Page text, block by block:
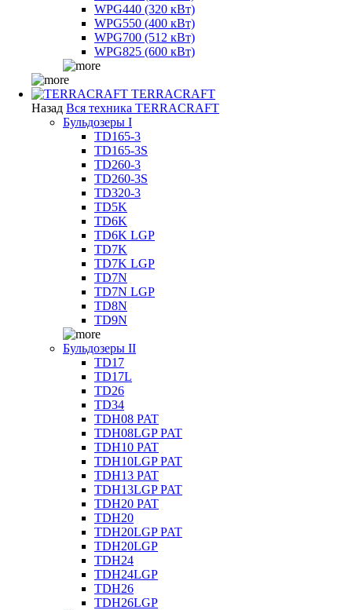
WPG440 (320 кВт)
WPG550 (400 кВт)
WPG700 (512 кВт)
WPG825 (600 кВт)
TERRACRAFT
Назад Вся техника TERRACRAFT
Бульдозеры I
TD165-3
TD165-3S
TD260-3
TD260-3S
TD320-3
TD5K
TD6K
TD6K LGP
TD7K
TD7K LGP
TD7N
TD7N LGP
TD8N
TD9N
Бульдозеры II
TD17
TD17L
TD26
TD34
TDH08 PAT
TDH08LGP PAT
TDH10 PAT
TDH10LGP PAT
TDH13 PAT
TDH13LGP PAT
TDH20 PAT
TDH20
TDH20LGP PAT
TDH20LGP
TDH24
TDH24LGP
TDH26
TDH26LGP